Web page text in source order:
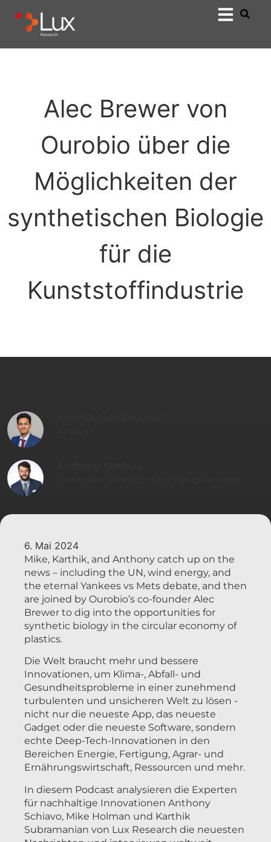
Alec Brewer von
Ourobio über die
Möglichkeiten der
synthetischen Biologie
für die
Kunststoffindustrie
6. Mai 2024
Mike, Karthik, and Anthony catch up on the
news – including the UN, wind energy, and
the eternal Yankees vs Mets debate, and then
are joined by Ourobio’s co-founder Alec
Brewer to dig into the opportunities for
synthetic biology in the circular economy of
plastics.
Die Welt braucht mehr und bessere
Innovationen, um Klima-, Abfall- und
Gesundheitsprobleme in einer zunehmend
turbulenten und unsicheren Welt zu lösen -
nicht nur die neueste App, das neueste
Gadget oder die neueste Software, sondern
echte Deep-Tech-Innovationen in den
Bereichen Energie, Fertigung, Agrar- und
Ernährungswirtschaft, Ressourcen und mehr.
In diesem Podcast analysieren die Experten
für nachhaltige Innovationen Anthony
Schiavo, Mike Holman und Karthik
Subramanian von Lux Research die neuesten